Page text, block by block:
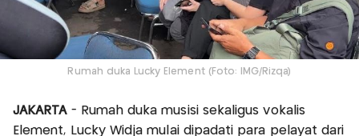
Rumah duka Lucky Element (Foto: IMG/Rizqa)
JAKARTA- Rumah duka musisi sekaligus vokalis
Element, Lucky Widja mulai dipadati para pelayat dari